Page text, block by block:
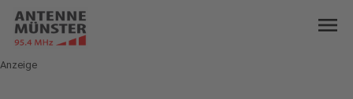
menu
Anzeige